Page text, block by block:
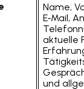
Name,
E‑Mail,
aktuelle
und